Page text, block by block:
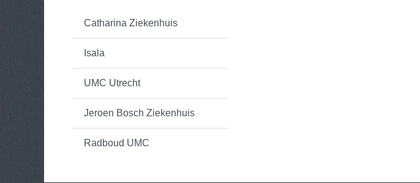
Catharina Ziekenhuis
Isala
UMC Utrecht
Jeroen Bosch Ziekenhuis
Radboud UMC